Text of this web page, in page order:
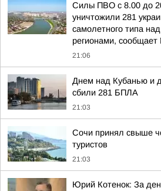
Силы ПВО с 8.00 до
уничтожили 281
самолетного типа
регионами,
21:06
Днем над Кубанью и
сбили 281 БПЛА
21:03
Сочи принял свыше
туристов
21:03
Юрий Котенок: За